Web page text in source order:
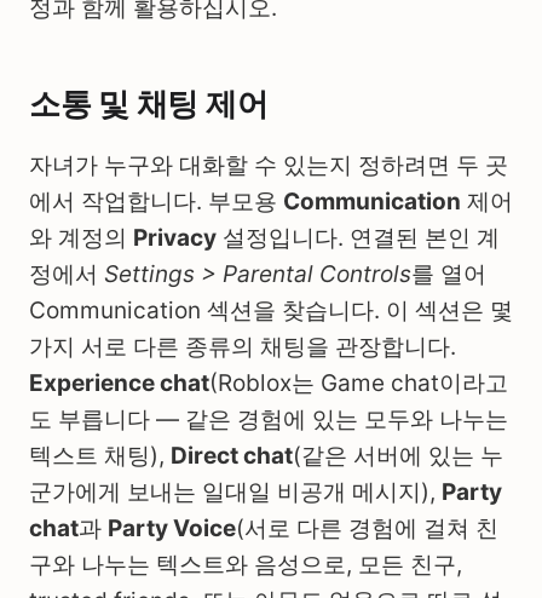
정과 함께 활용하십시오.
소통 및 채팅 제어
자녀가 누구와 대화할 수 있는지 정하려면 두 곳
에서 작업합니다. 부모용 Communication 제어
와 계정의 Privacy 설정입니다. 연결된 본인 계
정에서 Settings > Parental Controls를 열어
Communication 섹션을 찾습니다. 이 섹션은 몇
가지 서로 다른 종류의 채팅을 관장합니다.
Experience chat(Roblox는 Game chat이라고
도 부릅니다 — 같은 경험에 있는 모두와 나누는
텍스트 채팅), Direct chat(같은 서버에 있는 누
군가에게 보내는 일대일 비공개 메시지), Party
chat과 Party Voice(서로 다른 경험에 걸쳐 친
구와 나누는 텍스트와 음성으로, 모든 친구,